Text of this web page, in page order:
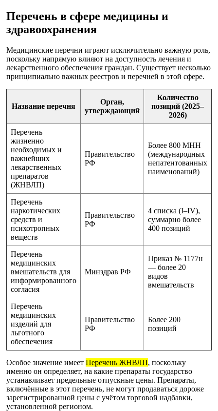
Перечень в сфере медицины и
здравоохранения
Медицинские перечни играют исключительно важную роль,
поскольку напрямую влияют на доступность лечения и
лекарственного обеспечения граждан. Существует несколько
принципиально важных реестров и перечней в этой сфере.
Название перечня
Орган,
утверждающий
Количество
позиций (2025–
2026)
Перечень
жизненно
необходимых и
важнейших
лекарственных
препаратов
(ЖНВЛП)
Правительство
РФ
Более 800 МНН
(международных
непатентованных
наименований)
Перечень
наркотических
средств и
психотропных
веществ
Правительство
РФ
4 списка (I–IV),
суммарно более
400 позиций
Перечень
медицинских
вмешательств для
информированного
согласия
Минздрав РФ
Приказ № 1177н
— более 20
видов
вмешательств
Перечень
медицинских
изделий для
льготного
обеспечения
Правительство
РФ
Более 200
позиций
Особое значение имеет Перечень ЖНВЛП, поскольку
именно он определяет, на какие препараты государство
устанавливает предельные отпускные цены. Препараты,
включённые в этот перечень, не могут продаваться дороже
зарегистрированной цены с учётом торговой надбавки,
установленной регионом.